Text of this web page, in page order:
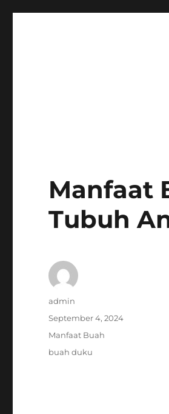
Manfaat
Tubuh
Author
admin
Posted
September 4, 2024
Categories
Manfaat Buah
Tags
buah duku